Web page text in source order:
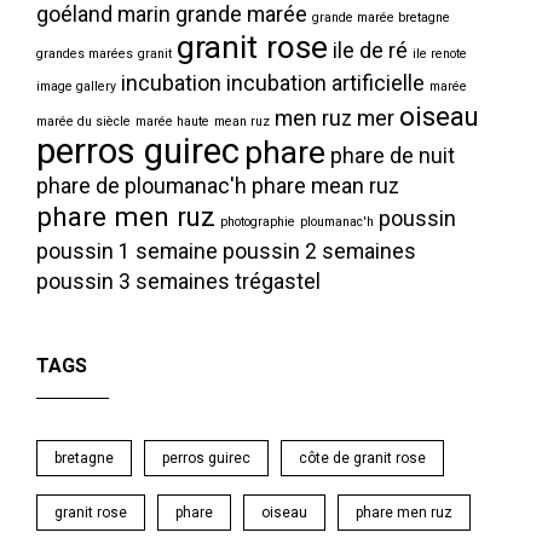
goéland marin grande marée grande marée bretagne
grandes marées granit granit rose ile de ré ile renote
image gallery incubation incubation artificielle marée
marée du siècle marée haute mean ruz men ruz mer oiseau
perros guirec phare phare de nuit
phare de ploumanac'h phare mean ruz
phare men ruz photographie ploumanac'h poussin
poussin 1 semaine poussin 2 semaines
poussin 3 semaines trégastel
TAGS
bretagne perros guirec côte de granit rose
granit rose phare oiseau phare men ruz